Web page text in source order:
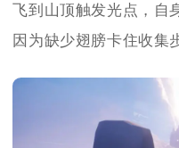
飞到山顶触发光点，自
因为缺少翅膀卡住收集